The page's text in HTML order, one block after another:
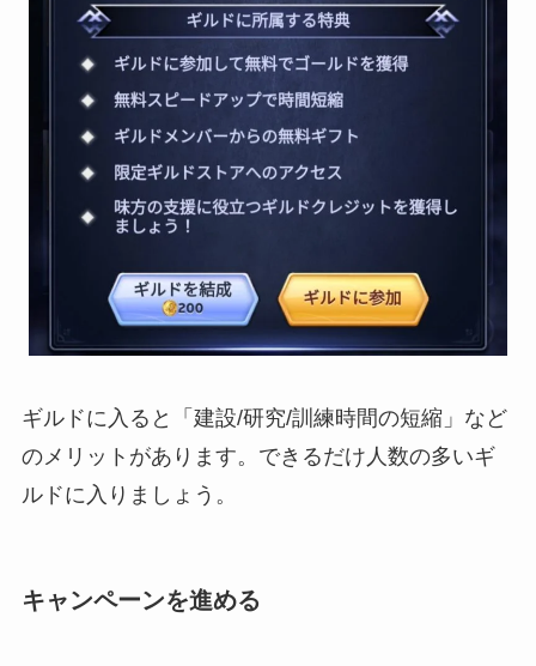
ギルドに入ると「建設/研究/訓練時間の短縮」など
のメリットがあります。できるだけ人数の多いギ
ルドに入りましょう。
キャンペーンを進める